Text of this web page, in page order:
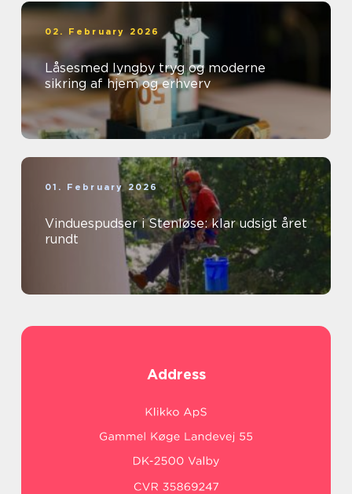
02. February 2026
Låsesmed lyngby tryg og moderne
sikring af hjem og erhverv
01. February 2026
Vinduespudser i Stenløse: klar udsigt året
rundt
Address